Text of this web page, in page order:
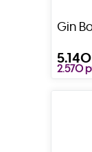
Gin
5.140
2.570